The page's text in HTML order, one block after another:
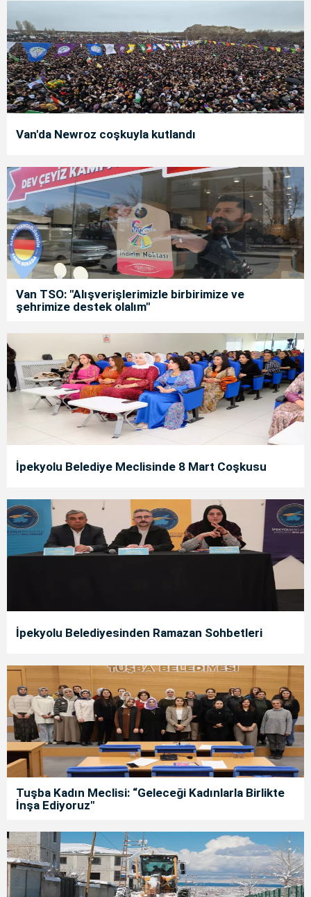
Van'da Newroz coşkuyla kutlandı
Van TSO: "Alışverişlerimizle birbirimize ve
şehrimize destek olalım"
İpekyolu Belediye Meclisinde 8 Mart Coşkusu
İpekyolu Belediyesinden Ramazan Sohbetleri
Tuşba Kadın Meclisi: “Geleceği Kadınlarla Birlikte
İnşa Ediyoruz"